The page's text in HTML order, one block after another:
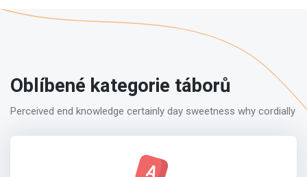
Oblíbené kategorie táborů
Perceived end knowledge certainly day sweetness why cordially